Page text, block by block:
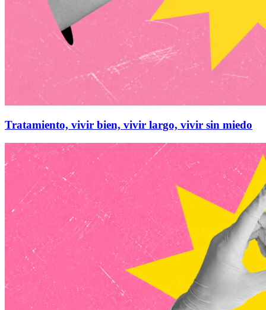
Tratamiento, vivir bien, vivir largo, vivir sin miedo